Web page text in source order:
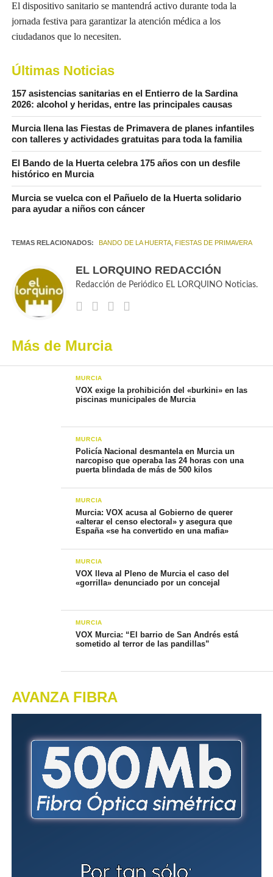
El dispositivo sanitario se mantendrá activo durante toda la
jornada festiva para garantizar la atención médica a los
ciudadanos que lo necesiten.
Últimas Noticias
157 asistencias sanitarias en el Entierro de la Sardina
2026: alcohol y heridas, entre las principales causas
Murcia llena las Fiestas de Primavera de planes infantiles
con talleres y actividades gratuitas para toda la familia
El Bando de la Huerta celebra 175 años con un desfile
histórico en Murcia
Murcia se vuelca con el Pañuelo de la Huerta solidario
para ayudar a niños con cáncer
TEMAS RELACIONADOS: BANDO DE LA HUERTA, FIESTAS DE PRIMAVERA
EL LORQUINO REDACCIÓN
Redacción de Periódico EL LORQUINO Noticias.
Más de Murcia
MURCIA
VOX exige la prohibición del «burkini» en las
piscinas municipales de Murcia
MURCIA
Policía Nacional desmantela en Murcia un
narcopiso que operaba las 24 horas con una
puerta blindada de más de 500 kilos
MURCIA
Murcia: VOX acusa al Gobierno de querer
«alterar el censo electoral» y asegura que
España «se ha convertido en una mafia»
MURCIA
VOX lleva al Pleno de Murcia el caso del
«gorrilla» denunciado por un concejal
MURCIA
VOX Murcia: “El barrio de San Andrés está
sometido al terror de las pandillas”
AVANZA FIBRA